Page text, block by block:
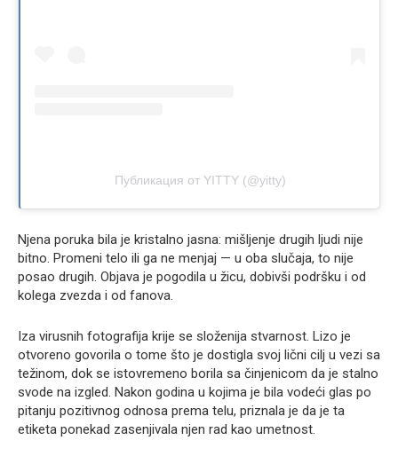
Публикация от YITTY (@yitty)
Njena poruka bila je kristalno jasna: mišljenje drugih ljudi nije
bitno. Promeni telo ili ga ne menjaj — u oba slučaja, to nije
posao drugih. Objava je pogodila u žicu, dobivši podršku i od
kolega zvezda i od fanova.
Iza virusnih fotografija krije se složenija stvarnost. Lizo je
otvoreno govorila o tome što je dostigla svoj lični cilj u vezi sa
težinom, dok se istovremeno borila sa činjenicom da je stalno
svode na izgled. Nakon godina u kojima je bila vodeći glas po
pitanju pozitivnog odnosa prema telu, priznala je da je ta
etiketa ponekad zasenjivala njen rad kao umetnost.